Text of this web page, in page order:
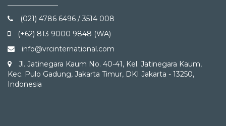
(021) 4786 6496 / 3514 008
(+62) 813 9000 9848 (WA)
info@vrcinternational.com
Jl. Jatinegara Kaum No. 40-41, Kel. Jatinegara Kaum,
Kec. Pulo Gadung, Jakarta Timur, DKI Jakarta - 13250,
Indonesia